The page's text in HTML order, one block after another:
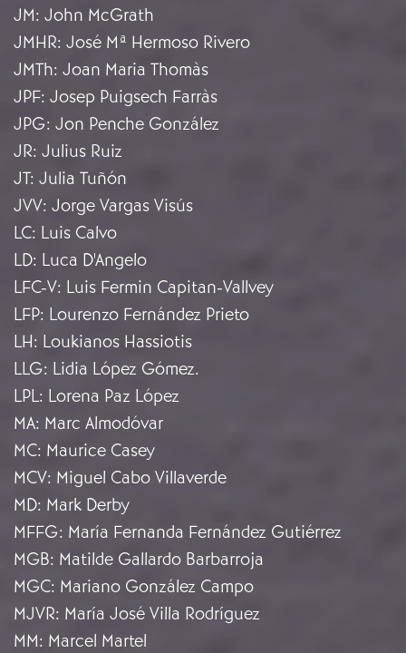
JM: John McGrath
JMHR: José Mª Hermoso Rivero
JMTh: Joan Maria Thomàs
JPF: Josep Puigsech Farràs
JPG: Jon Penche González
JR: Julius Ruiz
JT: Julia Tuñón
JVV: Jorge Vargas Visús
LC: Luis Calvo
LD: Luca D'Angelo
LFC-V: Luis Fermin Capitan-Vallvey
LFP: Lourenzo Fernández Prieto
LH: Loukianos Hassiotis
LLG: Lidia López Gómez.
LPL: Lorena Paz López
MA: Marc Almodóvar
MC: Maurice Casey
MCV: Miguel Cabo Villaverde
MD: Mark Derby
MFFG: María Fernanda Fernández Gutiérrez
MGB: Matilde Gallardo Barbarroja
MGC: Mariano González Campo
MJVR: María José Villa Rodríguez
MM: Marcel Martel